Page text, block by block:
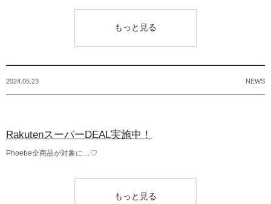
もっと見る
2024.05.23 NEWS
RakutenスーパーDEAL実施中！
Phoebe全商品が対象に…♡
もっと見る